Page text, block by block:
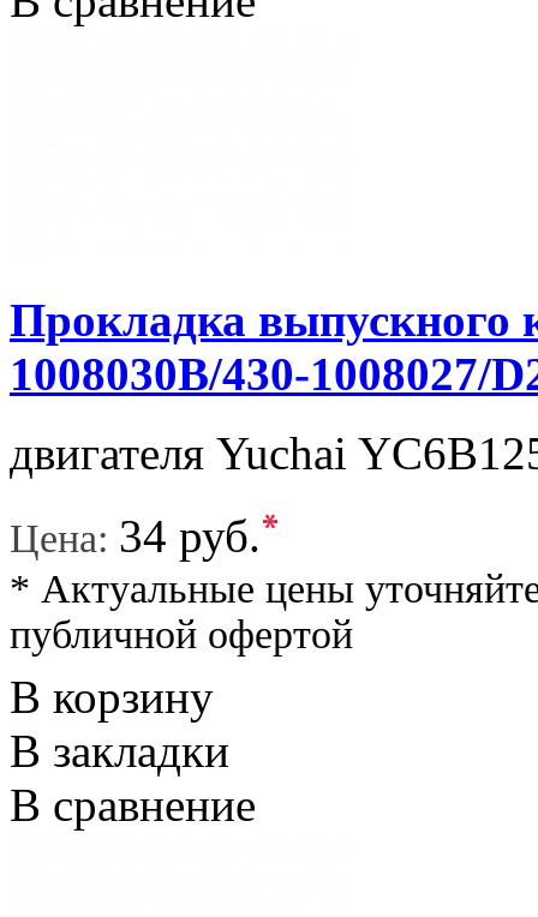
Прокладка выпускного
1008030B/430-1008027/
двигателя Yuchai
Цена: 34 руб.*
* Актуальные цены
публичной офертой
В корзину
В закладки
В сравнение